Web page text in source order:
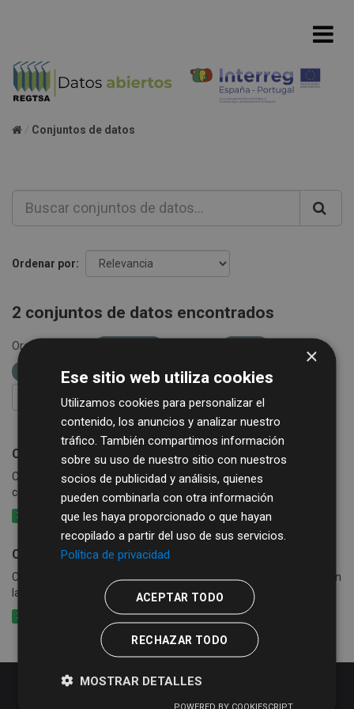
Conjuntos de datos
Ordenar por
2 conjuntos de datos encontrados
Organizaciones:
etiquetas:
REGTSA
consumo
FILTRAR RESULTADOS
Consumo de agua
Consumo de agua por calles y periodo en los municipios que
cobran exclusivamente la tasa de agua
XLSX CSV XLS
Consumo de agua, basura y alcantarillado
Consumo de agua por calle y periodo en los municipios que cobran
la tasa de agua conjuntamente con basura y alcantarillado
XLSX
×
Ese sitio web utiliza cookies
Utilizamos cookies para personalizar el
contenido, los anuncios y analizar nuestro
tráfico. También compartimos información
sobre su uso de nuestro sitio con nuestros
socios de publicidad y análisis, quienes
pueden combinarla con otra información
que les haya proporcionado o que hayan
recopilado a partir del uso de sus servicios.
Política de privacidad
ACEPTAR TODO
RECHAZAR TODO
MOSTRAR DETALLES
POWERED BY COOKIESCRIPT